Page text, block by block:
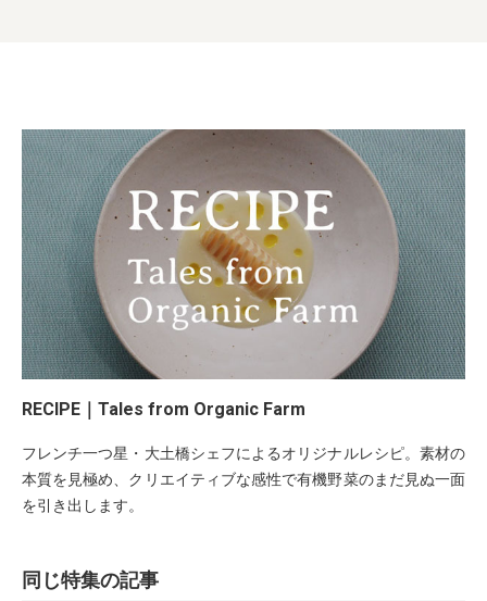
RECIPE｜Tales from Organic Farm
フレンチ一つ星・大土橋シェフによるオリジナルレシピ。素材の
本質を見極め、クリエイティブな感性で有機野菜のまだ見ぬ一面
を引き出します。
同じ特集の記事